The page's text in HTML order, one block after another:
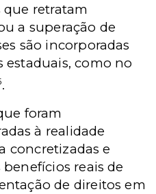
que retratam
a superação de
são incorporadas
estaduais, como no
.
foram
à realidade
concretizadas e
reais de
de direitos em